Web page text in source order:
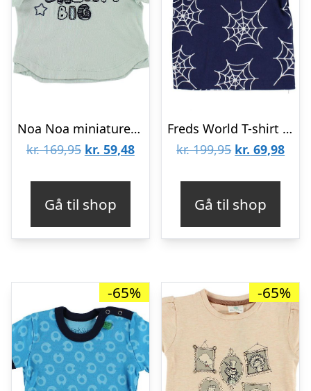
Noa Noa miniature T-shirt – Støvet Blå
kr.169,95 Den
var:
kr. 169,95.
kr. 59,48Den
kr. 59,48.
Gå til shop
Freds World T-shirt – Navy m. Edderkoppespind
kr.199,95 Den
var:
kr. 199,95.
kr. 69,98Den
kr.
Gå til shop
-65% -65%